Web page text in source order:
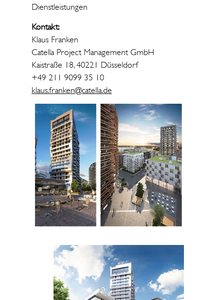
Dienstleistungen
Kontakt:
Klaus Franken
Catella Project Management GmbH
Kaistraße 18, 40221 Düsseldorf
+49 211 9099 35 10
klaus.franken@catella.de